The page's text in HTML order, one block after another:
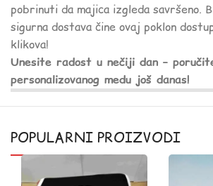
pobrinuti da majica izgleda savršeno.
sigurna dostava čine ovaj poklon
klikova!
Unesite radost u nečiji dan –
personalizovanog medu još danas!
POPULARNI PROIZVODI